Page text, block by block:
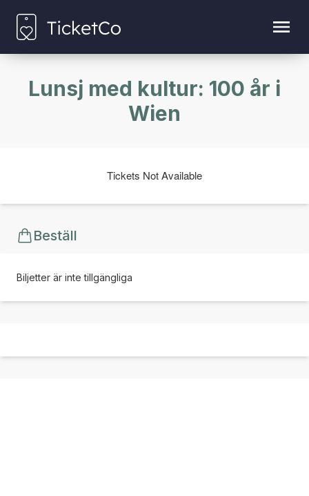
Lunsj med kultur: 100 år i
Wien
Tickets Not Available
Beställ
Biljetter är inte tillgängliga